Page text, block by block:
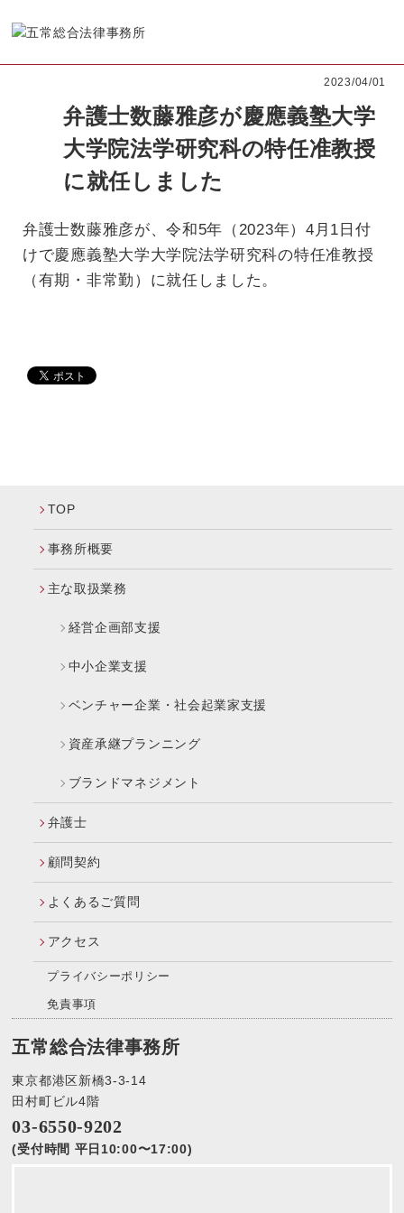
2023/04/01
弁護士数藤雅彦が慶應義塾大学
大学院法学研究科の特任准教授
に就任しました
弁護士数藤雅彦が、令和5年（2023年）4月1日付
けで慶應義塾大学大学院法学研究科の特任准教授
（有期・非常勤）に就任しました。
TOP
事務所概要
主な取扱業務
経営企画部支援
中小企業支援
ベンチャー企業・社会起業家支援
資産承継プランニング
ブランドマネジメント
弁護士
顧問契約
よくあるご質問
アクセス
プライバシーポリシー
免責事項
五常総合法律事務所
東京都港区新橋3-3-14
田村町ビル4階
03-6550-9202
(受付時間 平日10:00〜17:00)